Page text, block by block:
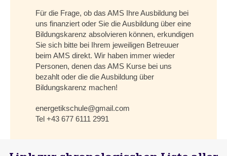
Für die Frage, ob das AMS Ihre Ausbildung bei
uns finanziert oder Sie die Ausbildung über eine
Bildungskarenz absolvieren können, erkundigen
Sie sich bitte bei Ihrem jeweiligen Betreuuer
beim AMS direkt. Wir haben immer wieder
Personen, denen das AMS Kurse bei uns
bezahlt oder die die Ausbildung über
Bildungskarenz machen!
energetikschule@gmail.com
Tel +43 677 6111 2991